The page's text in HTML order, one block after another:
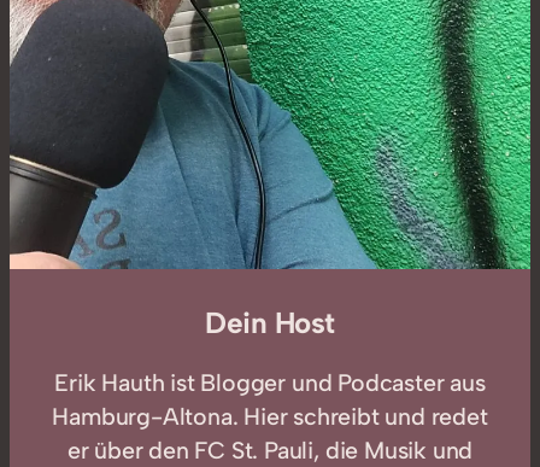
Dein Host
Erik Hauth ist Blogger und Podcaster aus
Hamburg-Altona. Hier schreibt und redet
er über den FC St. Pauli, die Musik und